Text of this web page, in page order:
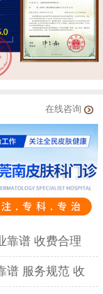
在线咨询
靠谱 收费合理
谱 服务规范 收